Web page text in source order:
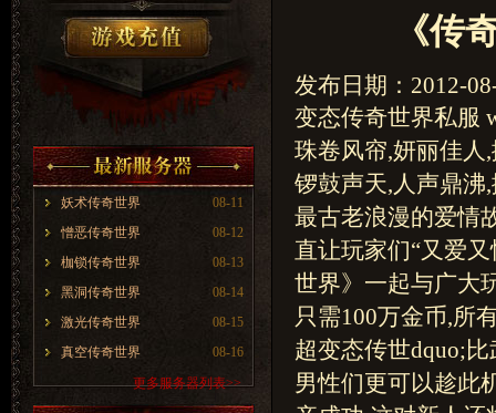
08-11
妖术传奇世界
08-12
憎恶传奇世界
08-13
枷锁传奇世界
08-14
黑洞传奇世界
08-15
激光传奇世界
08-16
真空传奇世界
更多服务器列表>>
《传
发布日期：2012-
变态传奇世界私服
珠卷风帘,妍丽佳人
锣鼓声天,人声鼎沸
最古老浪漫的爱情
直让玩家们“又爱
世界》一起与广大
只需100万金币,所
超变态传世dquo;
男性们更可以趁此